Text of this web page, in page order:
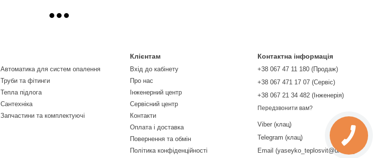
Автоматика для систем опалення
Труби та фітинги
Тепла підлога
Сантехніка
Запчастини та комплектуючі
Клієнтам
Вхід до кабінету
Про нас
Інженерний центр
Сервісний центр
Контакти
Оплата і доставка
Повернення та обмін
Політика конфіденційності
Контактна інформація
+38 067 47 11 180 (Продаж)
+38 067 471 17 07 (Сервіс)
‎+38 067 21 34 482 (Інженерія)
Передзвонити вам?
Viber (клац)
Telegram (клац)
Email (yaseyko_teplosvit@ukr.net)